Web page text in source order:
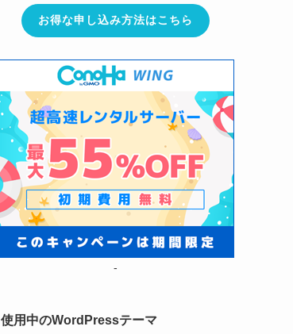
お得な申し込み方法はこちら
-
使用中のWordPressテーマ